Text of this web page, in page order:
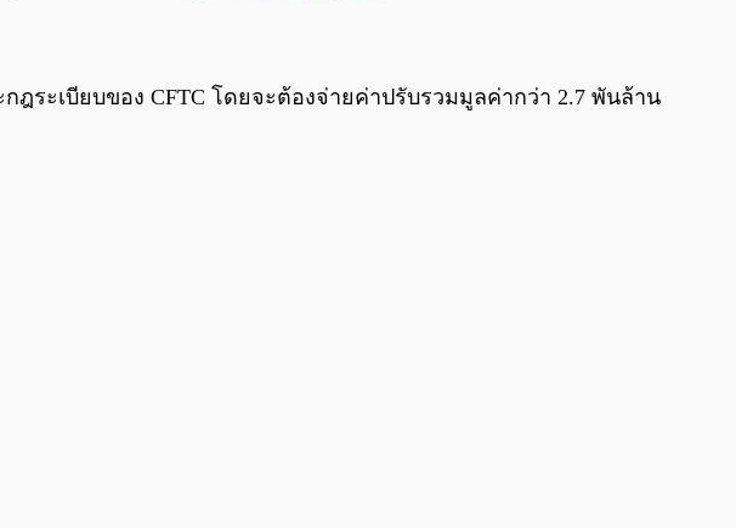
กฎระเบียบของ CFTC โดยจะต้องจ่ายค่าปรับรวมมูลค่ากว่า 2.7 พันล้าน